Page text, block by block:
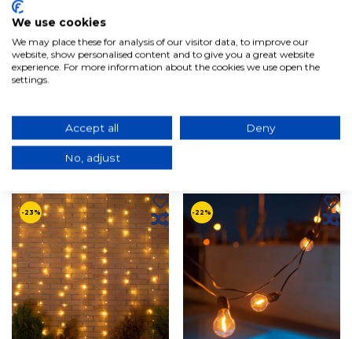
GUIRNALDA CABLE
En stock, expédition sous 3/5
jours ouvrables
Ajouter au panier
En stock, expédition sous 3/5
jours ouvrables
-23% -22%
We use cookies
We may place these for analysis of our visitor data, to improve our
website, show personalised content and to give you a great website
experience. For more information about the cookies we use open the
settings.
Accept all Deny
No, adjust